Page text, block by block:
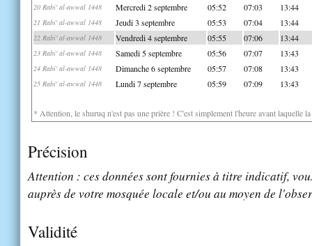
20 Rabi' al-awwal 1448 Mercredi 2 septembre 05:52 07:03 13:44
21 Rabi' al-awwal 1448 Jeudi 3 septembre 05:53 07:04 13:44
22 Rabi' al-awwal 1448 Vendredi 4 septembre 05:55 07:06 13:44
23 Rabi' al-awwal 1448 Samedi 5 septembre 05:56 07:07 13:43
24 Rabi' al-awwal 1448 Dimanche 6 septembre 05:57 07:08 13:43
25 Rabi' al-awwal 1448 Lundi 7 septembre 05:59 07:09 13:43
* Attention, le shuruq n'est pas une prière ! C'est simplement l'heure avant laquelle
Précision
Attention : ces données sont fournies à titre indicatif,
auprès de votre mosquée locale et/ou au moyen de
Validité